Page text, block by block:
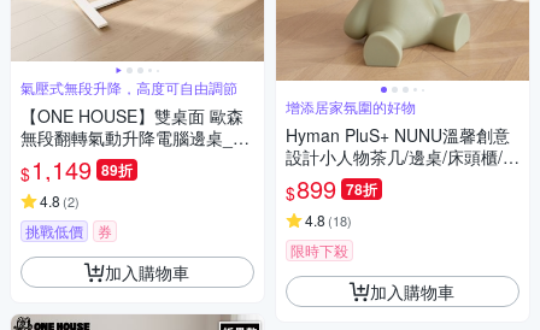
氣壓式無段升降，高度可自由調節
【ONE HOUSE】雙桌面 歐森
無段翻轉氣動升降電腦邊桌_80
寬經典款 1入(邊桌/電腦桌/書
桌)
$1,149 89折
4.8 (2)
挑戰低價 券
加入購物車
增添居家氛圍的好物
Hyman PluS+ NUNU溫馨創意
設計小人物茶几/邊桌/床頭櫃/椅
凳/換鞋凳/擺件/居家裝飾(交換
禮物/喬遷禮物)
$899 78折
4.8 (18)
限時下殺
加入購物車